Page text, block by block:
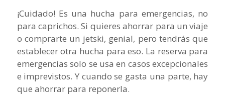
¡Cuidado! Es una hucha para emergencias, no
para caprichos. Si quieres ahorrar para un viaje
o comprarte un jetski, genial, pero tendrás que
establecer otra hucha para eso. La reserva para
emergencias solo se usa en casos excepcionales
e imprevistos. Y cuando se gasta una parte, hay
que ahorrar para reponerla.